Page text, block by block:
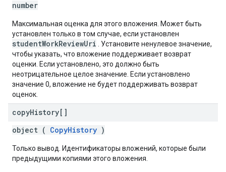
number
Максимальная оценка для этого вложения. Может быть
установлен только в том случае, если установлен
studentWorkReviewUri . Установите ненулевое значение,
чтобы указать, что вложение поддерживает возврат
оценки. Если установлено, это должно быть
неотрицательное целое значение. Если установлено
значение 0, вложение не будет поддерживать возврат
оценок.
copyHistory[]
object ( CopyHistory )
Только вывод. Идентификаторы вложений, которые были
предыдущими копиями этого вложения.